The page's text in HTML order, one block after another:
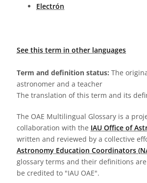
Electrón
See this term in other languages
Term and definition status: The
astronomer and a teacher
The translation of this term and its
The OAE Multilingual Glossary is a
collaboration with the IAU Office of
written and reviewed by a collective
Astronomy Education Coordinators
glossary terms and their definitions
be credited to "IAU OAE".